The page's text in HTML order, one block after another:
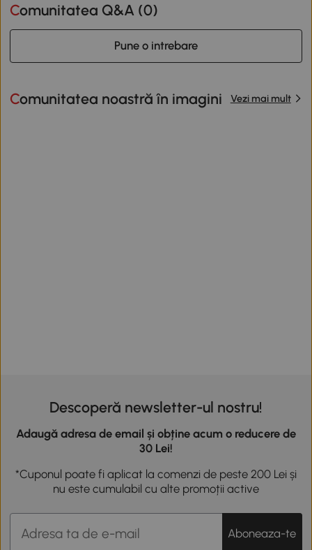
Comunitatea Q&A (0)
Pune o intrebare
Comunitatea noastră în imagini Vezi mai mult
Descoperă newsletter-ul nostru!
Adaugă adresa de email și obține acum o reducere de
30 Lei!
*Cuponul poate fi aplicat la comenzi de peste 200 Lei și
nu este cumulabil cu alte promoții active
Aboneaza-te